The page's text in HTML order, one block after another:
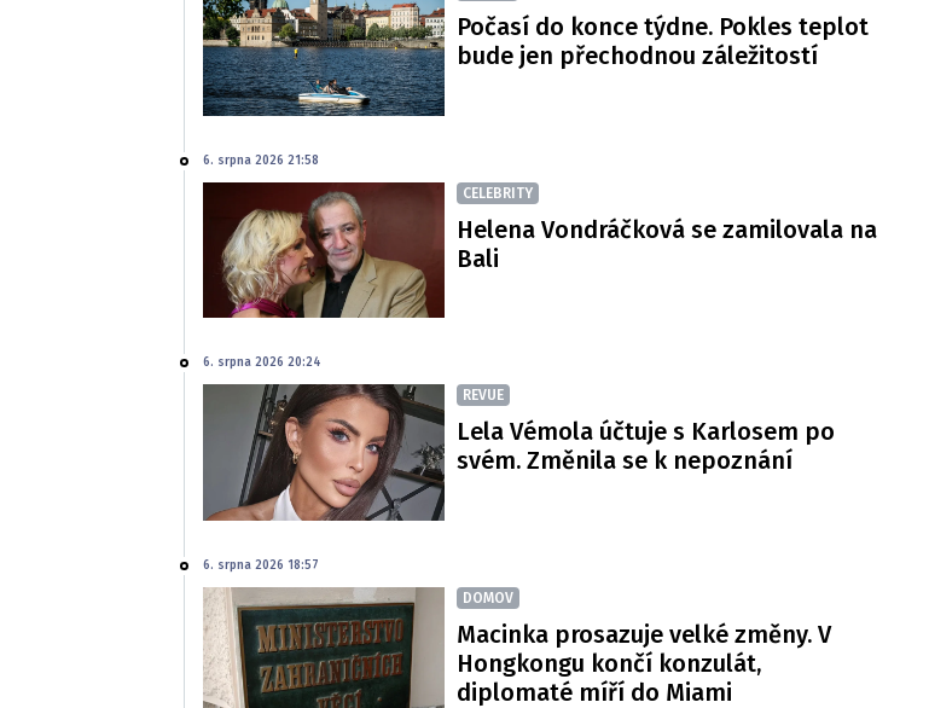
Počasí do konce týdne. Pokles teplot
bude jen přechodnou záležitostí
6. srpna 2026 21:58
CELEBRITY
Helena Vondráčková se zamilovala na
Bali
6. srpna 2026 20:24
REVUE
Lela Vémola účtuje s Karlosem po
svém. Změnila se k nepoznání
6. srpna 2026 18:57
DOMOV
Macinka prosazuje velké změny. V
Hongkongu končí konzulát,
diplomaté míří do Miami